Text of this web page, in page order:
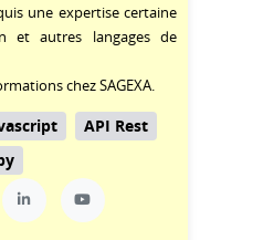
une expertise certaine
et autres langages de
chez SAGEXA.
API Rest